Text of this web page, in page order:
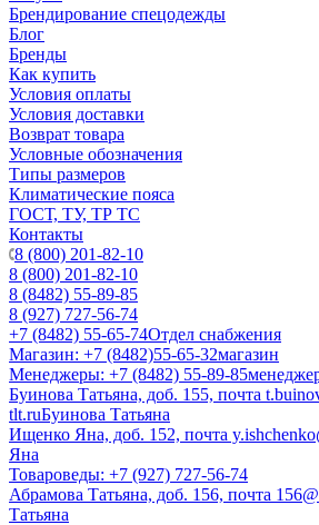
Брендирование спецодежды
Блог
Бренды
Как купить
Условия оплаты
Условия доставки
Возврат товара
Условные обозначения
Типы размеров
Климатические пояса
ГОСТ, ТУ, ТР ТС
Контакты
8 (800) 201-82-10
8 (800) 201-82-10
8 (8482) 55-89-85
8 (927) 727-56-74
+7 (8482) 55-65-74Отдел снабжения
Магазин: +7 (8482)55-65-32магазин
Менеджеры: +7 (8482) 55-89-85
Буинова Татьяна, доб. 155, почта
tlt.ruБуинова Татьяна
Ищенко Яна, доб. 152, почта
Яна
Товароведы: +7 (927) 727-56-74
Абрамова Татьяна, доб. 156, почта
Татьяна